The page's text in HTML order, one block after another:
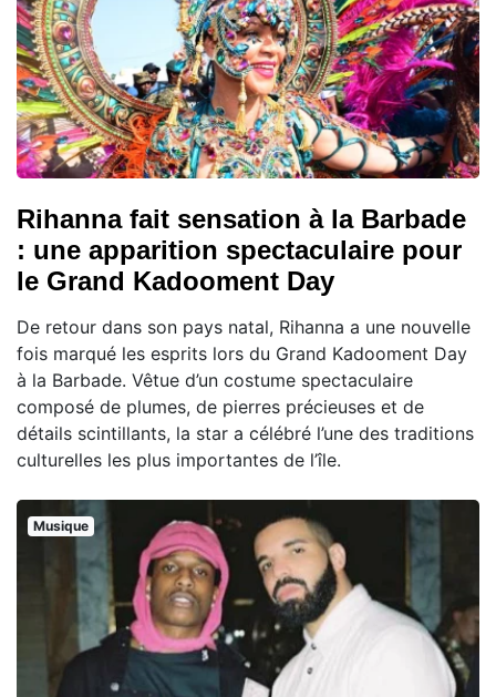
Rihanna fait sensation à la Barbade
: une apparition spectaculaire pour
le Grand Kadooment Day
De retour dans son pays natal, Rihanna a une nouvelle
fois marqué les esprits lors du Grand Kadooment Day
à la Barbade. Vêtue d’un costume spectaculaire
composé de plumes, de pierres précieuses et de
détails scintillants, la star a célébré l’une des traditions
culturelles les plus importantes de l’île.
Musique